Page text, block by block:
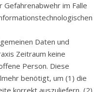
im Falle
Daten und
Zeitraum keine
Person. Diese
benötigt, um (1) die
korrekt auszuliefern, (2)